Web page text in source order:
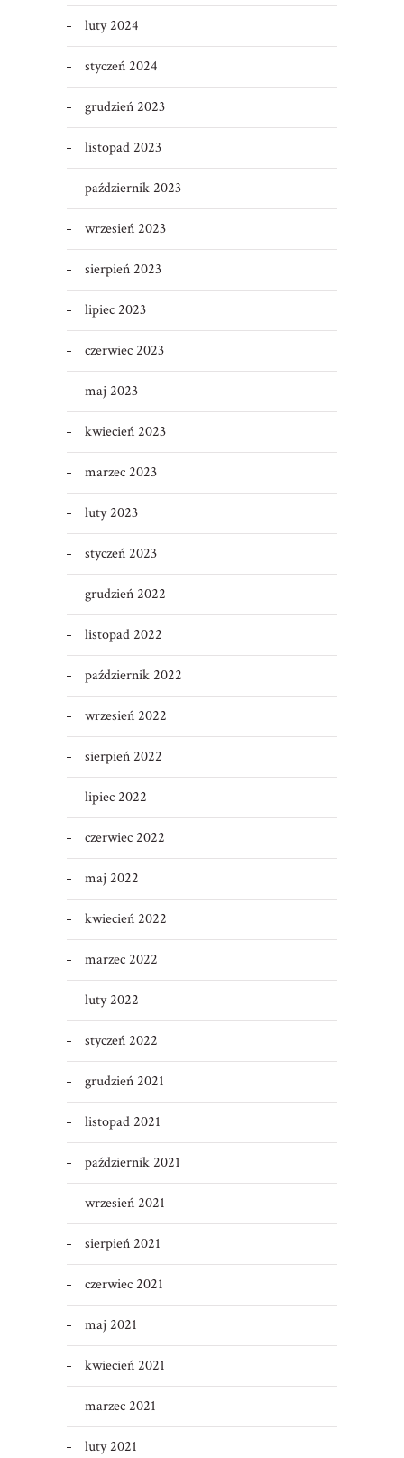
luty 2024
styczeń 2024
grudzień 2023
listopad 2023
październik 2023
wrzesień 2023
sierpień 2023
lipiec 2023
czerwiec 2023
maj 2023
kwiecień 2023
marzec 2023
luty 2023
styczeń 2023
grudzień 2022
listopad 2022
październik 2022
wrzesień 2022
sierpień 2022
lipiec 2022
czerwiec 2022
maj 2022
kwiecień 2022
marzec 2022
luty 2022
styczeń 2022
grudzień 2021
listopad 2021
październik 2021
wrzesień 2021
sierpień 2021
czerwiec 2021
maj 2021
kwiecień 2021
marzec 2021
luty 2021